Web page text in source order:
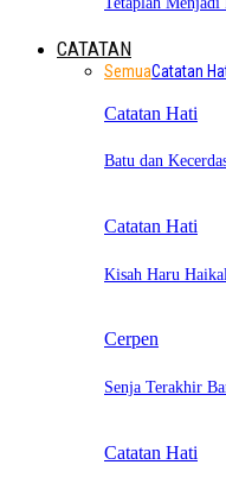
CATATAN
SemuaCatatan
Catatan Hati
Batu dan
Catatan Hati
Kisah Haru
Cerpen
Senja Terakhir
Catatan Hati